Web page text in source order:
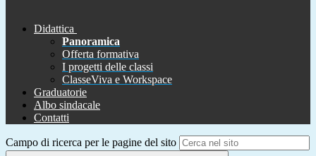
Didattica
Panoramica
Offerta formativa
I progetti delle classi
ClasseViva e Workspace
Graduatorie
Albo sindacale
Contatti
Campo di ricerca per le pagine del sito